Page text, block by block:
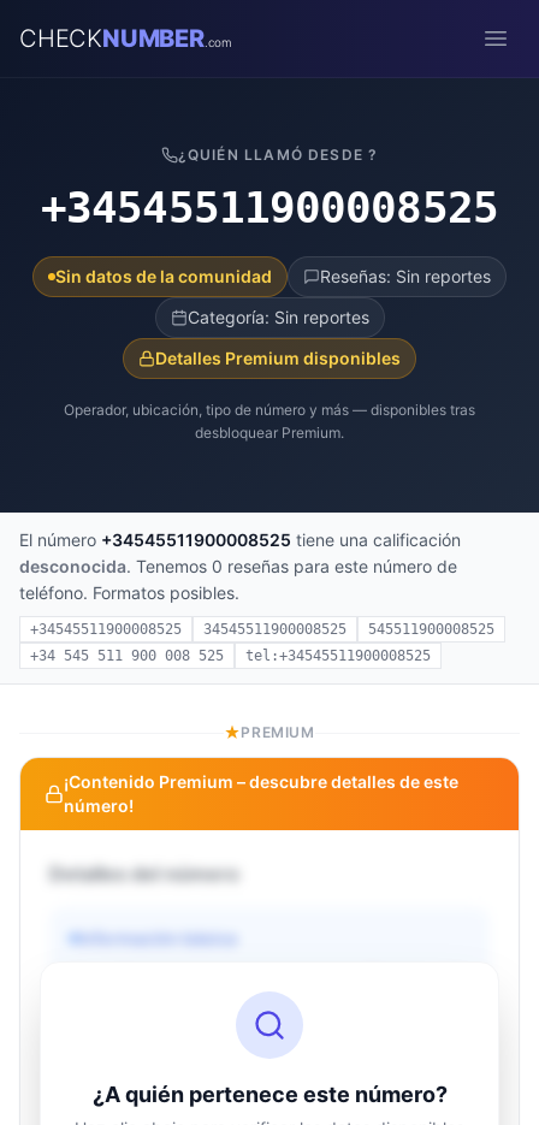
CHECKNUMBER.com
¿QUIÉN LLAMÓ DESDE ?
+34545511900008525
Sin datos de la comunidad
Reseñas: Sin reportes
Categoría: Sin reportes
Detalles Premium disponibles
Operador, ubicación, tipo de número y más — disponibles tras
desbloquear Premium.
El número +34545511900008525 tiene una calificación
desconocida. Tenemos 0 reseñas para este número de
teléfono. Formatos posibles.
+34545511900008525 34545511900008525
545511900008525
+34 545 511 900 008 525
tel:+34545511900008525
PREMIUM
¡Contenido Premium – descubre detalles de este
número!
Detalles del número
Información básica
¿A quién pertenece este número?